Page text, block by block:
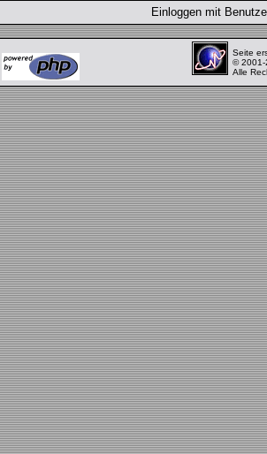
Einloggen mit
Seite
© 2001-
Alle